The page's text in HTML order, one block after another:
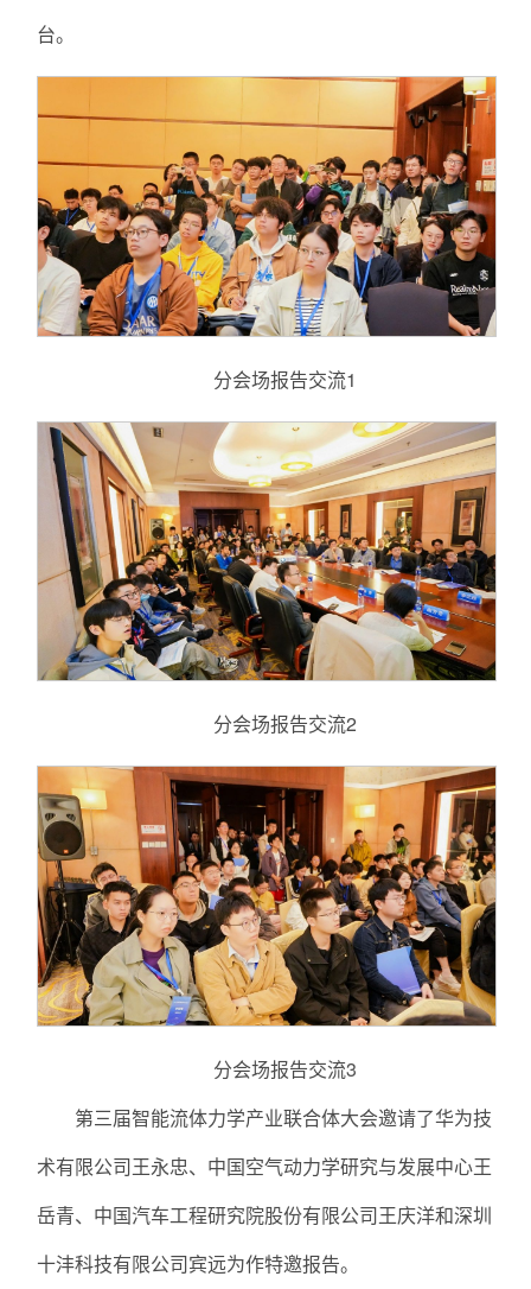
台。
分会场报告交流1
分会场报告交流2
分会场报告交流3
第三届智能流体力学产业联合体大会邀请了华为技
术有限公司王永忠、中国空气动力学研究与发展中心王
岳青、中国汽车工程研究院股份有限公司王庆洋和深圳
十沣科技有限公司宾远为作特邀报告。